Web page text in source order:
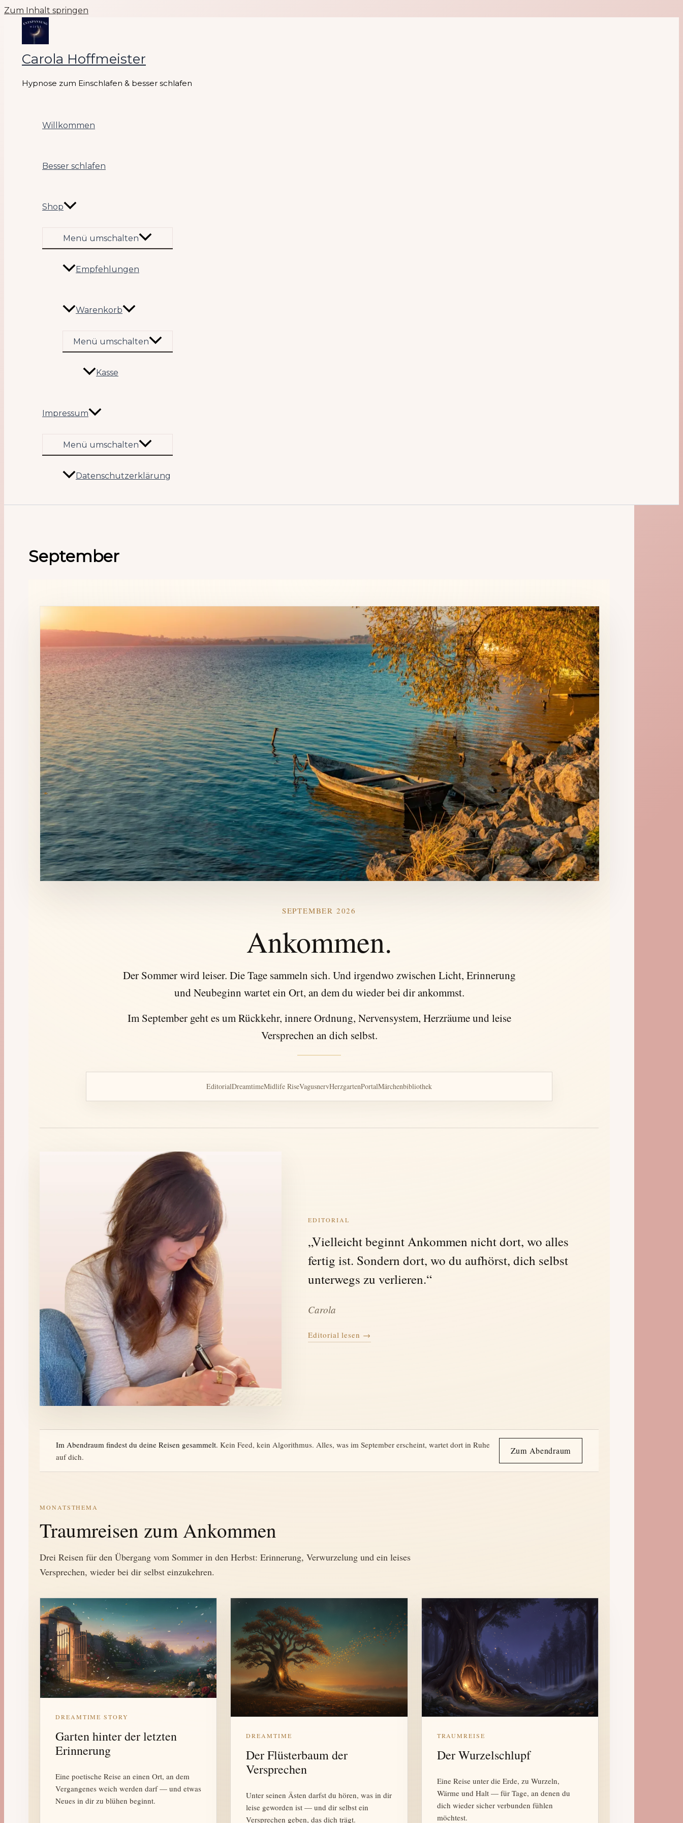
Zum Inhalt springen
Carola Hoffmeister
Hypnose zum Einschlafen & besser schlafen
Willkommen
Besser schlafen
Shop
Menü umschalten
Empfehlungen
Warenkorb
Menü umschalten
Kasse
Impressum
Menü umschalten
Datenschutzerklärung
September
SEPTEMBER 2026
Ankommen.
Der Sommer wird leiser. Die Tage sammeln sich. Und irgendwo zwischen Licht, Erinnerung
und Neubeginn wartet ein Ort, an dem du wieder bei dir ankommst.
Im September geht es um Rückkehr, innere Ordnung, Nervensystem, Herzräume und leise
Versprechen an dich selbst.
EditorialDreamtimeMidlife RiseVagusnervHerzgartenPortalMärchenbibliothek
EDITORIAL
„Vielleicht beginnt Ankommen nicht dort, wo alles
fertig ist. Sondern dort, wo du aufhörst, dich selbst
unterwegs zu verlieren.“
Carola
Editorial lesen →
Im Abendraum findest du deine Reisen gesammelt. Kein Feed, kein Algorithmus. Alles, was im September erscheint, wartet dort in Ruhe
auf dich.
Zum Abendraum
MONATSTHEMA
Traumreisen zum Ankommen
Drei Reisen für den Übergang vom Sommer in den Herbst: Erinnerung, Verwurzelung und ein leises
Versprechen, wieder bei dir selbst einzukehren.
DREAMTIME STORY
Garten hinter der letzten
Erinnerung
Eine poetische Reise an einen Ort, an dem
Vergangenes weich werden darf — und etwas
Neues in dir zu blühen beginnt.
DREAMTIME
Der Flüsterbaum der
Versprechen
Unter seinen Ästen darfst du hören, was in dir
leise geworden ist — und dir selbst ein
Versprechen geben, das dich trägt.
TRAUMREISE
Der Wurzelschlupf
Eine Reise unter die Erde, zu Wurzeln,
Wärme und Halt — für Tage, an denen du
dich wieder sicher verbunden fühlen
möchtest.